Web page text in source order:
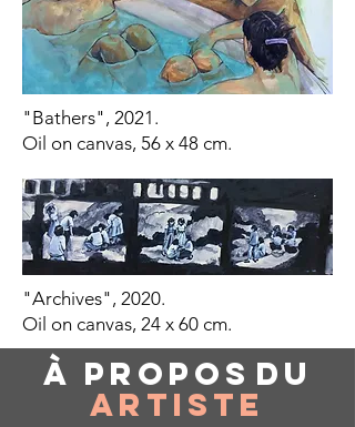
"Bathers", 2021.
Oil on canvas, 56 x 48 cm.
"Archives", 2020.
Oil on canvas, 24 x 60 cm.
À propos du
Artiste